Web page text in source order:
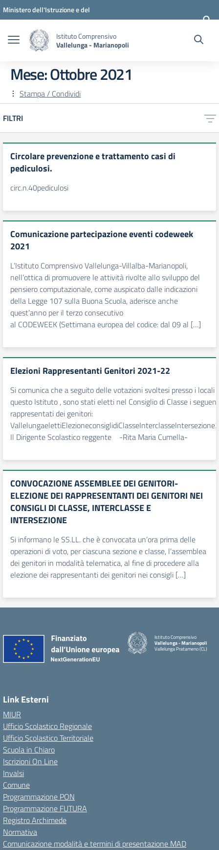
Vai ai contenuti
Vai al menu di navigazione
Vai al footer
Ministero dell'Istruzione e del
Istituto Comprensivo
Vallelunga - Marianopoli
Mese:Ottobre 2021
Stampa / Condividi
FILTRI
Circolare prevenzione e trattamento casi di
pediculosi.
circ.n.40pediculosi
Comunicazione partecipazione eventi codeweek
2021
L’Istituto Comprensivo Vallelunga-Villalba-Marianopoli,
nell’ottica di promuovere le attività rivolte allo sviluppo del
pensiero computazionale, come auspicato dalle indicazioni
della Legge 107 sulla Buona Scuola, aderisce anche
quest’anno per il terzo consecutivo
al CODEWEEK (Settimana europea del codice: dal 09 al […]
Elezioni Rappresentanti Genitori 2021-22
Si comunica che a seguito delle votazioni svoltesi presso i locali
questo Istituto , sono stati eletti nel Consiglio di Classe i
rappresentati dei genitori:
Il Dirigente Scolastico reggente -Rita Maria Cumella-
CONVOCAZIONE ASSEMBLEE DEI GENITORI-
ELEZIONE DEI RAPPRESENTANTI DEI GENITORI NEI
CONSIGLI DI CLASSE, INTERCLASSE E
INTERSEZIONE
Si informano le SS.LL. che è convocata un’ora prima delle
operazioni di voto, per ciascuna sezione e classe, l’assemblea
dei genitori in modalità telematica, al fine di procedere alla
elezione dei rappresentanti dei genitori nei consigli […]
Istituto Comprensivo
Vallelunga - Marianopoli
Vallelunga Pratameno (CL)
Link Esterni
MIUR
Ufficio Scolastico Regionale
Ufficio Scolastico Territoriale
Scuola in Chiaro
Iscrizioni On Line
Invalsi
Comune
Programmazione PON
Programmazione FUTURA
Registro Archimede
Normativa
Comunicazione modalità e termini di presentazione MAD